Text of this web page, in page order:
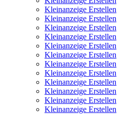
Kleinanzeige Erstellen
Kleinanzeige Erstellen
Kleinanzeige Erstellen
Kleinanzeige Erstellen
Kleinanzeige Erstellen
Kleinanzeige Erstellen
Kleinanzeige Erstellen
Kleinanzeige Erstellen
Kleinanzeige Erstellen
Kleinanzeige Erstellen
Kleinanzeige Erstellen
Kleinanzeige Erstellen